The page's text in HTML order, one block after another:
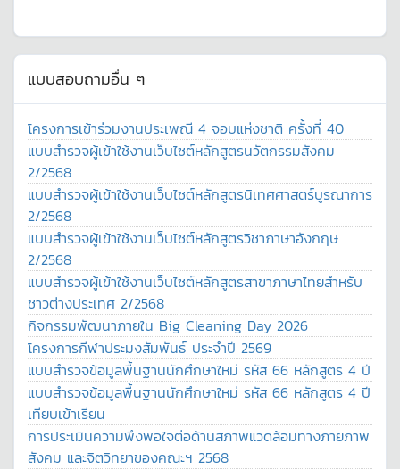
แบบสอบถามอื่น ๆ
โครงการเข้าร่วมงานประเพณี 4 จอบแห่งชาติ ครั้งที่ 40
แบบสำรวจผู้เข้าใช้งานเว็บไซต์หลักสูตรนวัตกรรมสังคม
2/2568
แบบสำรวจผู้เข้าใช้งานเว็บไซต์หลักสูตรนิเทศศาสตร์บูรณาการ
2/2568
แบบสำรวจผู้เข้าใช้งานเว็บไซต์หลักสูตรวิชาภาษาอังกฤษ
2/2568
แบบสำรวจผู้เข้าใช้งานเว็บไซต์หลักสูตรสาขาภาษาไทยสำหรับ
ชาวต่างประเทศ 2/2568
กิจกรรมพัฒนาภายใน Big Cleaning Day 2026
โครงการกีฬาประมงสัมพันธ์ ประจำปี 2569
แบบสำรวจข้อมูลพื้นฐานนักศึกษาใหม่ รหัส 66 หลักสูตร 4 ปี
แบบสำรวจข้อมูลพื้นฐานนักศึกษาใหม่ รหัส 66 หลักสูตร 4 ปี
เทียบเข้าเรียน
การประเมินความพึงพอใจต่อด้านสภาพแวดล้อมทางภายภาพ
สังคม และจิตวิทยาของคณะฯ 2568